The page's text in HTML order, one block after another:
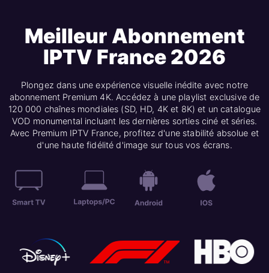
Meilleur Abonnement
IPTV France 2026
Plongez dans une expérience visuelle inédite avec notre
abonnement Premium 4K. Accédez à une playlist exclusive de
120 000 chaînes mondiales (SD, HD, 4K et 8K) et un catalogue
VOD monumental incluant les dernières sorties ciné et séries.
Avec Premium IPTV France, profitez d'une stabilité absolue et
d'une haute fidélité d'image sur tous vos écrans.